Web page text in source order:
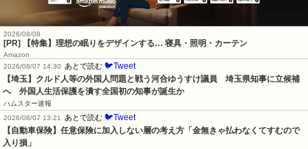
2026/08/08
[PR] 【特集】理想の眠りをデザインする… 寝具・照明・カーテン
Amazon
2026/08/07 14:30
あとで読む 🐦Tweet
【埼玉】クルド人等の外国人問題と戦う河合ゆうすけ議員　埼玉県知事に立候補
へ　外国人生活保護を潰す全国初の知事が誕生か
ハムスター速報
2026/08/07 13:21
あとで読む 🐦Tweet
【自動車保険】任意保険に加入しない層の考え方「金無きゃ払わなくてすむので
入り損」